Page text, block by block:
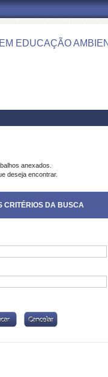
EDUCAÇÃO
anexados.
deseja encontrar.
CRITÉRIOS DA BUSCA